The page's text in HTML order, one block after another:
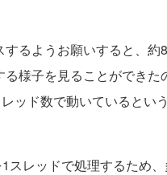
るようお願いすると、約
様子を見ることができた
ッド数で動いているとい
レッドで処理するため、